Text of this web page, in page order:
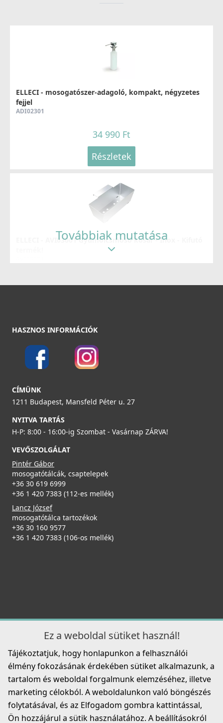
ELLECI - Csaptelep Neva Inox
Részletek
ELLECI - Csaptelep Indo Cromato inox - Kifutó termék!
MIKINDCR
59 890 Ft
119 990 Ft
ELLECI - Csaptelep Trail arany
MOKTRAGD
MIKD01IN
49 990 Ft
Részletek
ELLECI - mosogatószer-adagoló, kompakt, négyzetes
fejjel
ADI02301
34 990 Ft
Részletek
ELLECI - AVI03001 Gyümölcsmosó kosár - Inox - Kifutó
34 890 Ft
ELLECI - ACI01307 Edényszárító kosár fém univerzális -
Kifutó termék!
ACI01307
Részletek
Részletek
Elleci ATH010BK Vágódeszka csúsztatható HPL- Fekete
ATH010BK
Továbbiak mutatása
HASZNOS INFORMÁCIÓK
CÍMÜNK
1211 Budapest, Mansfeld Péter u. 27
NYITVA TARTÁS
H-P: 8:00 - 16:00-ig Szombat - Vasárnap ZÁRVA!
VEVŐSZOLGÁLAT
Pintér Gábor
mosogatótálcák, csaptelepek
+36 30 619 6999
+36 1 420 7383 (112-es mellék)
Lancz József
mosogatótálca tartozékok
+36 30 160 9577
+36 1 420 7383 (106-os mellék)
Ez a weboldal sütiket használ!
Tájékoztatjuk, hogy honlapunkon a felhasználói
élmény fokozásának érdekében sütiket alkalmazunk, a
tartalom és weboldal forgalmunk elemzéséhez, illetve
marketing célokból. A weboldalunkon való böngészés
folytatásával, és az Elfogadom gombra kattintással,
Ön hozzájárul a sütik használatához. A beállításokról